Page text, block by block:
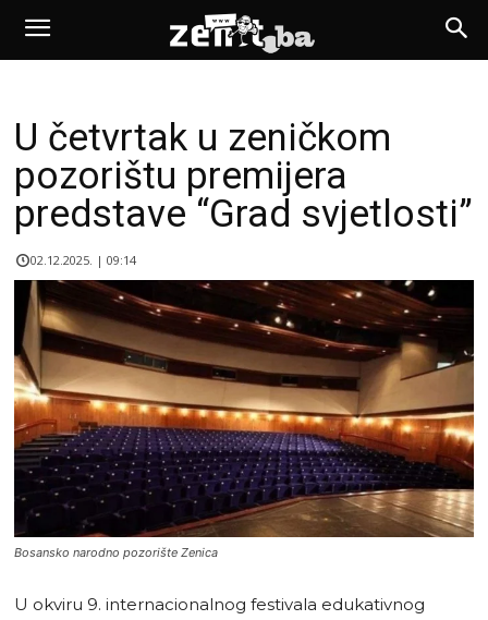
U četvrtak u zeničkom
pozorištu premijera
predstave “Grad svjetlosti”
02.12.2025. | 09:14
Bosansko narodno pozorište Zenica
U okviru 9. internacionalnog festivala edukativnog